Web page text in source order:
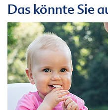
Das könnte Sie